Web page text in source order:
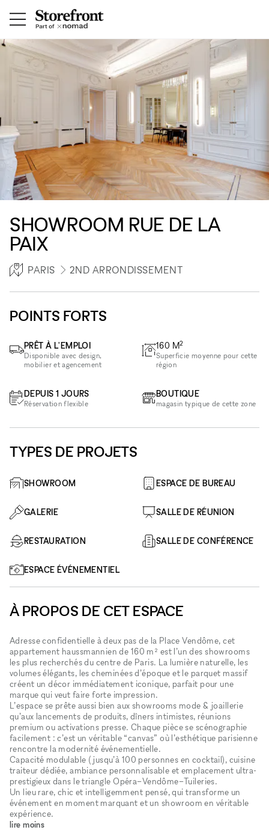
SHOWROOM RUE DE LA
PAIX
PARIS 2ND ARRONDISSEMENT
POINTS FORTS
PRÊT À L'EMPLOI
Disponible avec design,
mobilier et agencement
DEPUIS 1 JOURS
Réservation flexible
160 M2
Superficie moyenne pour cette
région
BOUTIQUE
magasin typique de cette zone
TYPES DE PROJETS
SHOWROOM ESPACE DE BUREAU
GALERIE SALLE DE RÉUNION
RESTAURATION SALLE DE CONFÉRENCE
ESPACE ÉVÉNEMENTIEL
À PROPOS DE CET ESPACE
Adresse confidentielle à deux pas de la Place Vendôme, cet
appartement haussmannien de 160 m² est l’un des showrooms
les plus recherchés du centre de Paris. La lumière naturelle, les
volumes élégants, les cheminées d’époque et le parquet massif
créent un décor immédiatement iconique, parfait pour une
marque qui veut faire forte impression.
L’espace se prête aussi bien aux showrooms mode & joaillerie
qu’aux lancements de produits, dîners intimistes, réunions
premium ou activations presse. Chaque pièce se scénographie
facilement : c’est un véritable “canvas” où l’esthétique parisienne
rencontre la modernité événementielle.
Capacité modulable (jusqu’à 100 personnes en cocktail), cuisine
traiteur dédiée, ambiance personnalisable et emplacement ultra-
prestigieux dans le triangle Opéra–Vendôme–Tuileries.
Un lieu rare, chic et intelligemment pensé, qui transforme un
événement en moment marquant et un showroom en véritable
expérience.
lire moins